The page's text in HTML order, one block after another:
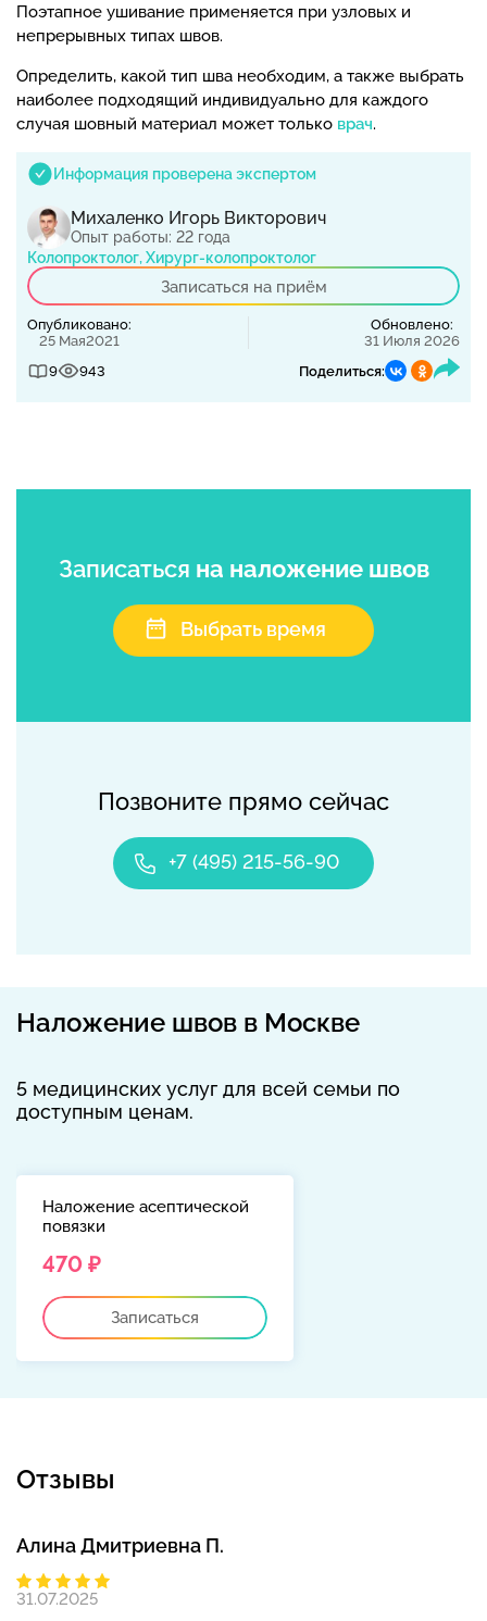
Поэтапное ушивание применяется при узловых и
непрерывных типах швов.
Определить, какой тип шва необходим, а также выбрать
наиболее подходящий индивидуально для каждого
случая шовный материал может только врач.
Информация проверена экспертом
Михаленко Игорь Викторович
Опыт работы: 22 года
Колопроктолог, Хирург-колопроктолог
Записаться на приём
Опубликовано:
25 Мая2021
Обновлено:
31 Июля 2026
9
943 Поделиться:
Позвоните прямо сейчас
+7 (495) 215-56-90
Записаться на наложение швов
Выбрать время
Наложение швов в Москве
5 медицинских услуг для всей семьи по
доступным ценам.
Наложение асептической
повязки
470 ₽
Записаться
Отзывы
Алина Дмитриевна П.
31.07.2025